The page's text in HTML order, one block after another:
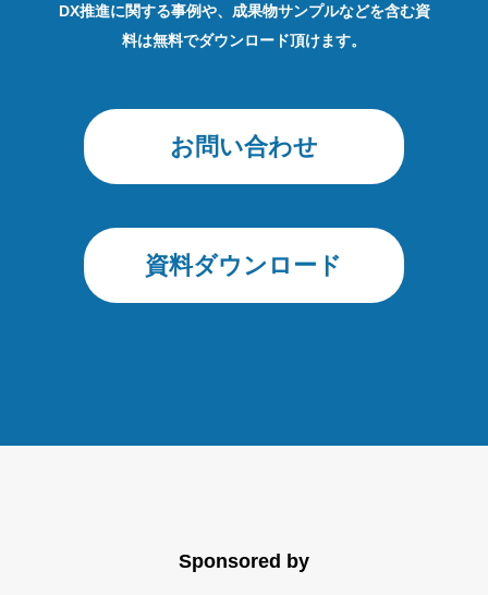
DX推進に関する事例や、成果物サンプルなどを含む資
料は無料でダウンロード頂けます。
お問い合わせ
資料ダウンロード
Sponsored by